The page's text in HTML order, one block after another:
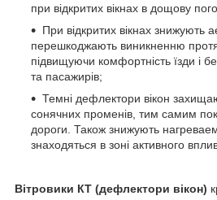
при відкритих вікнах в дощову
При відкритих вікнах знижують
перешкоджають виникненню
підвищуючи комфортність їзди і
та пасажирів;
Темні дефлектори вікон
сонячних променів, тим самим
дороги. Також знижують
знаходяться в зоні активного
Вітровики КТ (дефлектори вікон)